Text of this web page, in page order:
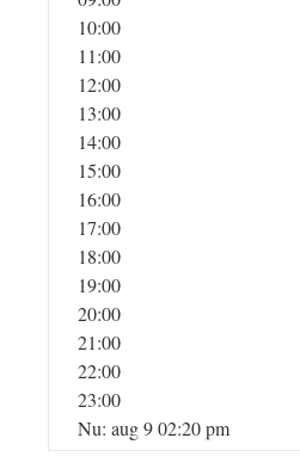
10:00
11:00
12:00
13:00
14:00
15:00
16:00
17:00
18:00
19:00
20:00
21:00
22:00
23:00
Nu: aug 9 02:20 pm